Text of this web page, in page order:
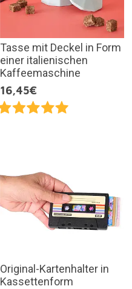
Tasse mit Deckel in Form
einer italienischen
Kaffeemaschine
16,45€
Original-Kartenhalter in
Kassettenform